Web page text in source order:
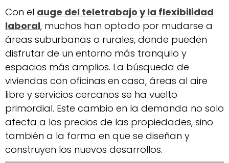
Con el auge del teletrabajo y la flexibilidad
laboral, muchos han optado por mudarse a
áreas suburbanas o rurales, donde pueden
disfrutar de un entorno más tranquilo y
espacios más amplios. La búsqueda de
viviendas con oficinas en casa, áreas al aire
libre y servicios cercanos se ha vuelto
primordial. Este cambio en la demanda no solo
afecta a los precios de las propiedades, sino
también a la forma en que se diseñan y
construyen los nuevos desarrollos.